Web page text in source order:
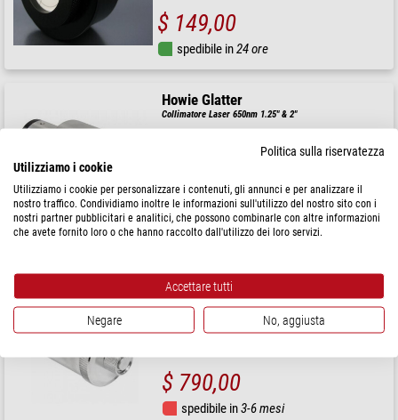
$ 149,00
spedibile in24 ore
Howie Glatter
Collimatore Laser 650nm 1.25" & 2"
$ 810,00
spedibile in3-6 mesi
Howie Glatter
Collimatore Laser 635nm 2"
$ 790,00
spedibile in3-6 mesi
Politica sulla riservatezza
Utilizziamo i cookie
Utilizziamo i cookie per personalizzare i contenuti, gli annunci e per analizzare il
nostro traffico. Condividiamo inoltre le informazioni sull'utilizzo del nostro sito con i
nostri partner pubblicitari e analitici, che possono combinarle con altre informazioni
che avete fornito loro o che hanno raccolto dall'utilizzo dei loro servizi.
Accettare tutti
Negare No, aggiusta